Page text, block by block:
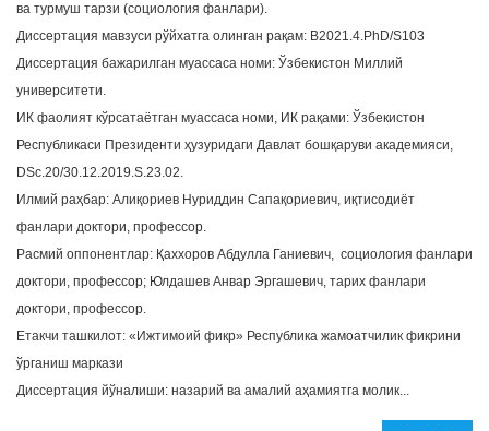
ва турмуш тарзи (социология фанлари).
Диссертация мавзуси рўйхатга олинган рақам: B2021.4.PhD/S103
Диссертация бажарилган муассаса номи: Ўзбекистон Миллий
университети.
ИК фаолият кўрсатаётган муассаса номи, ИК рақами: Ўзбекистон
Республикаси Президенти ҳузуридаги Давлат бошқаруви академияси,
DSc.20/30.12.2019.S.23.02.
Илмий раҳбар: Алиқориев Нуриддин Сапақориевич, иқтисодиёт
фанлари доктори, профессор.
Расмий оппонентлар: Қаххоров Абдулла Ганиевич, социология фанлари
доктори, профессор; Юлдашев Анвар Эргашевич, тарих фанлари
доктори, профессор.
Етакчи ташкилот: «Ижтимоий фикр» Республика жамоатчилик фикрини
ўрганиш маркази
Диссертация йўналиши: назарий ва амалий аҳамиятга молик...